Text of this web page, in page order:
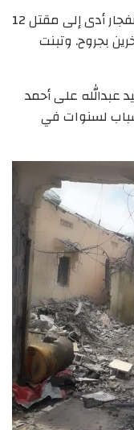
وعلمت مقديشو برس تفيد الأنباء بأن الانفجار أدى إلى مقتل 12
بجروح. وتبنت
عبدالله على أحمد
لسنوات في